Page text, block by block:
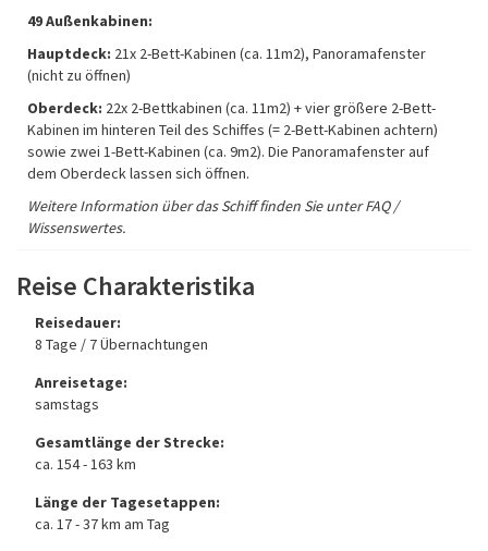
49 Außenkabinen:
Hauptdeck: 21x 2-Bett-Kabinen (ca. 11m2), Panoramafenster
(nicht zu öffnen)
Oberdeck: 22x 2-Bettkabinen (ca. 11m2) + vier größere 2-Bett-
Kabinen im hinteren Teil des Schiffes (= 2-Bett-Kabinen achtern)
sowie zwei 1-Bett-Kabinen (ca. 9m2). Die Panoramafenster auf
dem Oberdeck lassen sich öffnen.
Weitere Information über das Schiff finden Sie unter FAQ /
Wissenswertes.
Reise Charakteristika
Reisedauer:
8 Tage / 7 Übernachtungen
Anreisetage:
samstags
Gesamtlänge der Strecke:
ca. 154 - 163 km
Länge der Tagesetappen:
ca. 17 - 37 km am Tag